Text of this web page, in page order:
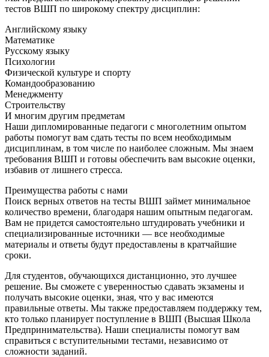
тестов ВШП по широкому спектру дисциплин:
Английскому языку
Математике
Русскому языку
Психологии
Физической культуре и спорту
Командообразованию
Менеджменту
Строительству
И многим другим предметам
Наши дипломированные педагоги с многолетним опытом
работы помогут вам сдать тесты по всем необходимым
дисциплинам, в том числе по наиболее сложным. Мы знаем
требования ВШП и готовы обеспечить вам высокие оценки,
избавив от лишнего стресса.
Преимущества работы с нами
Поиск верных ответов на тесты ВШП займет минимальное
количество времени, благодаря нашим опытным педагогам.
Вам не придется самостоятельно штудировать учебники и
специализированные источники — все необходимые
материалы и ответы будут предоставлены в кратчайшие
сроки.
Для студентов, обучающихся дистанционно, это лучшее
решение. Вы сможете с уверенностью сдавать экзамены и
получать высокие оценки, зная, что у вас имеются
правильные ответы. Мы также предоставляем поддержку тем,
кто только планирует поступление в ВШП (Высшая Школа
Предпринимательства). Наши специалисты помогут вам
справиться с вступительными тестами, независимо от
сложности заданий.